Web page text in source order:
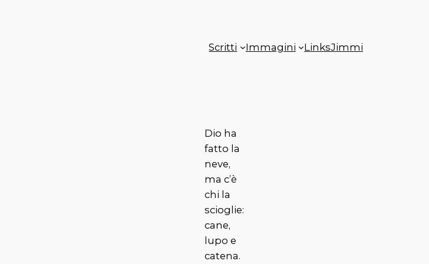
Scritti Immagini LinksJimmi
Dio ha
fatto la
neve,
ma c’è
chi la
scioglie:
cane,
lupo e
catena.